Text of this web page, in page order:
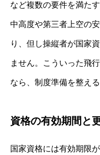
など複数の要件を満た
中高度や第三者上空の
り、但し操縦者が国家
ません。こういった飛
なら、制度準備を整え
資格の有効期間と
国家資格には有効期限